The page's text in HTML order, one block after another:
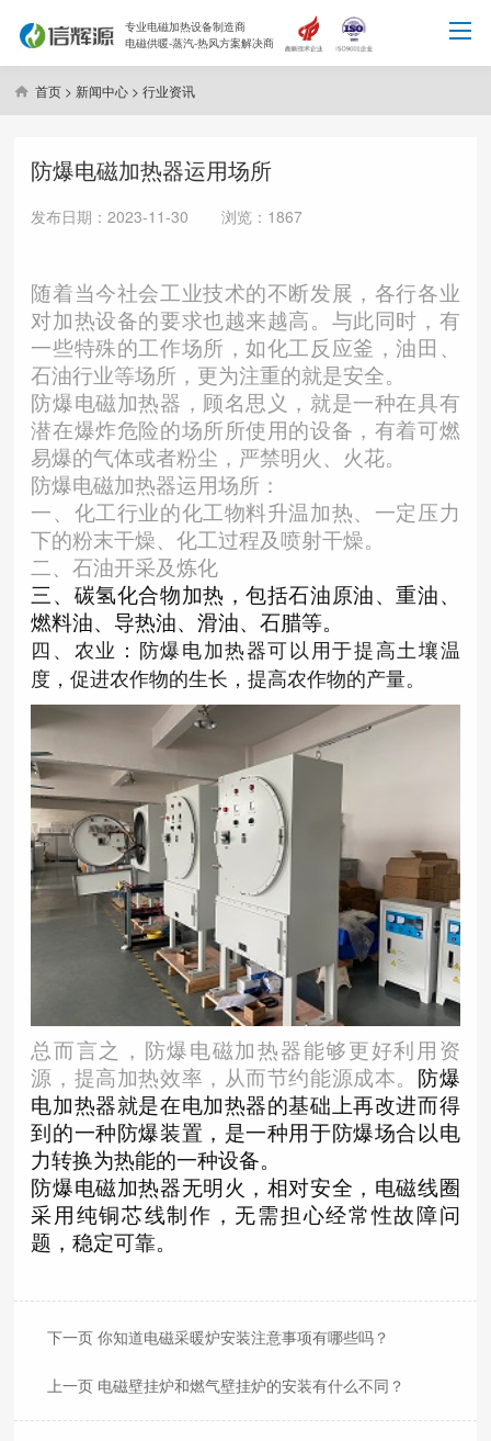
专业电磁加热设备制造商
电磁供暖-蒸汽-热风方案解决商
首页 > 新闻中心 >行业资讯
防爆电磁加热器运用场所
发布日期：2023-11-30 浏览：1867
随着当今社会工业技术的不断发展，各行各业
对加热设备的要求也越来越高。与此同时，有
一些特殊的工作场所，如化工反应釜，油田、
石油行业等场所，更为注重的就是安全。
防爆电磁加热器，顾名思义，就是一种在具有
潜在爆炸危险的场所所使用的设备，有着可燃
易爆的气体或者粉尘，严禁明火、火花。
防爆电磁加热器运用场所：
一、 化工行业的化工物料升温加热、一定压力
下的粉末干燥、化工过程及喷射干燥。
二、石油开采及炼化
三、 碳氢化合物加热，包括石油原油、重油、
燃料油、导热油、滑油、石腊等。
四、农业：
防爆电加热器可以用于提高土壤温
度，促进农作物的生长，提高农作物的产量。
总而言之，防爆电磁加热器能够更好利用资
源，提高加热效率，从而节约能源成本。 防爆
电加热器就是在电加热器的基础上再改进而得
到的一种防爆装置，是一种用于防爆场合以电
力转换为热能的一种设备。
防爆电磁加热器无明火，相对安全，电磁线圈
采用纯铜芯线制作，无需担心经常性故障问
题，稳定可靠。
下一页 你知道电磁采暖炉安装注意事项有哪些吗？
上一页 电磁壁挂炉和燃气壁挂炉的安装有什么不同？